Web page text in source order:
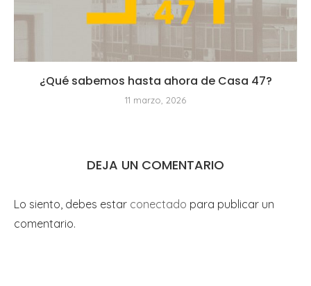
¿Qué sabemos hasta ahora de Casa 47?
11 marzo, 2026
DEJA UN COMENTARIO
Lo siento, debes estar conectado para publicar un
comentario.